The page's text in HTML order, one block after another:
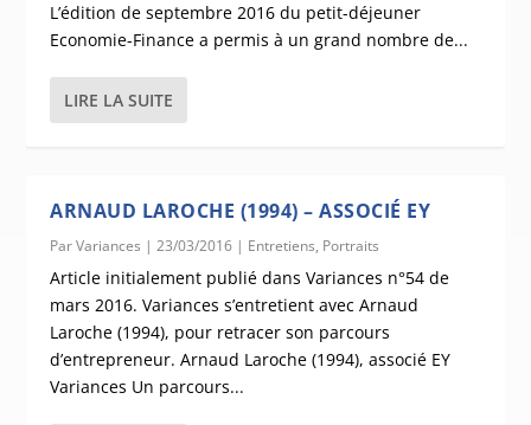
L’édition de septembre 2016 du petit-déjeuner
Economie-Finance a permis à un grand nombre de...
LIRE LA SUITE
ARNAUD LAROCHE (1994) – ASSOCIÉ EY
ParVariances |23/03/2016 | Entretiens, Portraits
Article initialement publié dans Variances n°54 de
mars 2016. Variances s’entretient avec Arnaud
Laroche (1994), pour retracer son parcours
d’entrepreneur. Arnaud Laroche (1994), associé EY
Variances Un parcours...